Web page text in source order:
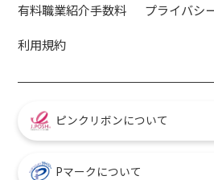
有料職業紹介手数料
プライバシ
利用規約
ピンクリボンについて
Pマークについて